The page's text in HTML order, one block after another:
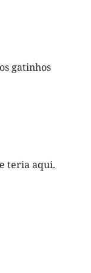
gatinhos
teria aqui.